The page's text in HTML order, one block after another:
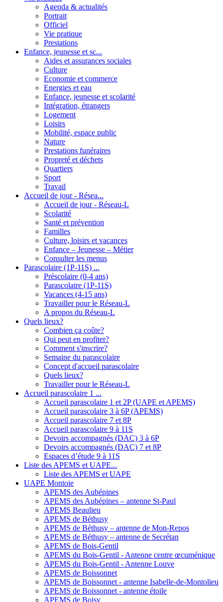
Agenda & actualités
Portrait
Officiel
Vie pratique
Prestations
Enfance, jeunesse et sc...
Aides et assurances sociales
Culture
Economie et commerce
Energies et eau
Enfance, jeunesse et scolarité
Intégration, étrangers
Logement
Loisirs
Mobilité, espace public
Nature
Prestations funéraires
Propreté et déchets
Quartiers
Sport
Travail
Accueil de jour - Résea...
Accueil de jour - Réseau-L
Scolarité
Santé et prévention
Familles
Culture, loisirs et vacances
Enfance – Jeunesse – Métier
Consulter les menus
Parascolaire (1P-11S) ...
Préscolaire (0-4 ans)
Parascolaire (1P-11S)
Vacances (4-15 ans)
Travailler pour le Réseau-L
A propos du Réseau-L
Quels lieux?
Combien ça coûte?
Qui peut en profiter?
Comment s'inscrire?
Semaine du parascolaire
Concept d'accueil parascolaire
Quels lieux?
Travailler pour le Réseau-L
Accueil parascolaire 1 ...
Accueil parascolaire 1 et 2P (UAPE et APEMS)
Accueil parascolaire 3 à 6P (APEMS)
Accueil parascolaire 7 et 8P
Accueil parascolaire 9 à 11S
Devoirs accompagnés (DAC) 3 à 6P
Devoirs accompagnés (DAC) 7 et 8P
Espaces d’étude 9 à 11S
Liste des APEMS et UAPE...
Liste des APEMS et UAPE
UAPE Montoie
APEMS des Aubépines
APEMS des Aubépines – antenne St-Paul
APEMS Beaulieu
APEMS de Béthusy
APEMS de Béthusy – antenne de Mon-Repos
APEMS de Béthusy – antenne de Secrétan
APEMS de Bois-Gentil
APEMS du Bois-Gentil - Antenne centre œcuménique
APEMS du Bois-Gentil - Antenne Louve
APEMS de Boissonnet
APEMS de Boissonnet - antenne Isabelle-de-Montolieu
APEMS de Boissonnet - antenne étoile
APEMS de Boisy